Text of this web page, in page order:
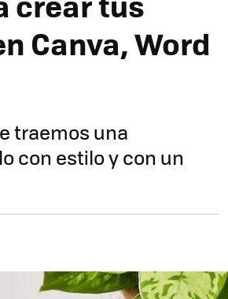
Canva, Word
traemos una
con estilo y con un